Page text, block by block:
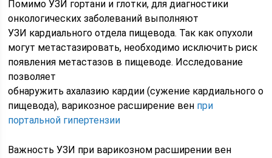
Помимо УЗИ гортани и глотки, для диагностики
онкологических заболеваний выполняют
УЗИ кардиального отдела пищевода. Так как опухоли
могут метастазировать, необходимо исключить риск
появления метастазов в пищеводе. Исследование
позволяет
обнаружить ахалазию кардии (сужение кардиального
пищевода), варикозное расширение вен при
портальной гипертензии
Важность УЗИ при варикозном расширении вен